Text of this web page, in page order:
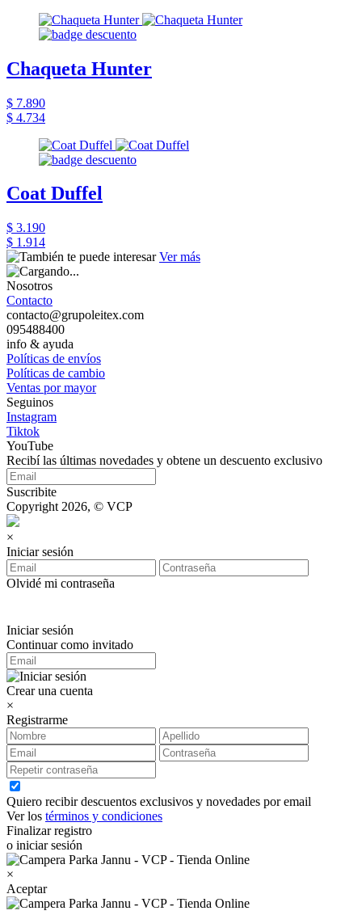
Chaqueta Hunter
$ 7.890
$ 4.734
Coat Duffel
$ 3.190
$ 1.914
Ver más
Nosotros
Contacto
contacto@grupoleitex.com
095488400
info & ayuda
Políticas de envíos
Políticas de cambio
Ventas por mayor
Seguinos
Instagram
Tiktok
YouTube
Recibí las últimas novedades y obtene un descuento exclusivo
Suscribite
Copyright 2026, © VCP
×
Iniciar sesión
Olvidé mi contraseña
Iniciar sesión
Continuar como invitado
Crear una cuenta
×
Registrarme
Quiero recibir descuentos exclusivos y novedades por email
Ver los términos y condiciones
Finalizar registro
o iniciar sesión
×
Aceptar